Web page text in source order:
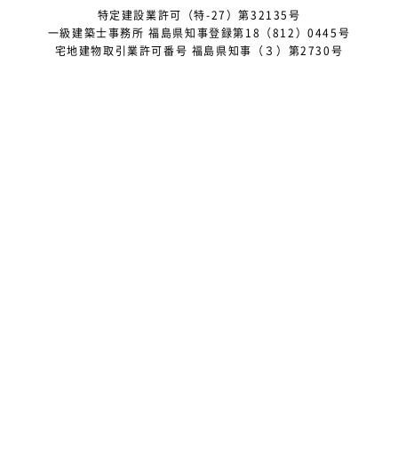
2025年3月
2025年2月
特定建設業許可（特-27）第32135号
一級建築士事務所 福島県知事登録第18（812）0445号
宅地建物取引業許可番号 福島県知事（３）第2730号